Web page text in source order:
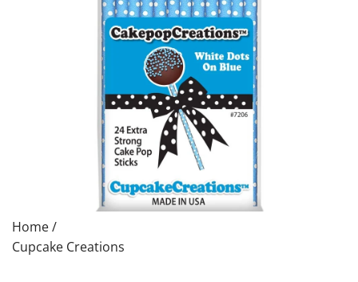
Home/
Cupcake Creations